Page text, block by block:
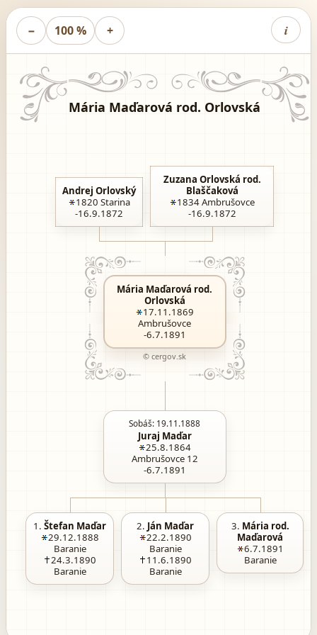
− 100 % + i
Mária Maďarová rod. Orlovská
Andrej Orlovský
1820 Starina
-16.9.1872
Zuzana Orlovská rod.
Blaščaková
1834Ambrušovce
-16.9.1872
Mária Maďarová rod.
Orlovská
17.11.1869
Ambrušovce
-6.7.1891
© cergov.sk
Sobáš: 19.11.1888
Juraj Maďar
25.8.1864
Ambrušovce 12
-6.7.1891
1. Štefan Maďar
29.12.1888
Baranie
24.3.1890
Baranie
2. Ján Maďar
22.2.1890
Baranie
11.6.1890
Baranie
3. Mária rod.
Maďarová
6.7.1891
Baranie